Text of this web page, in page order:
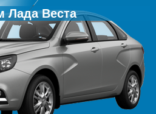
Лада Веста